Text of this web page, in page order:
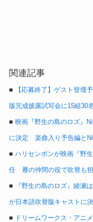
関連記事
■ 【応募終了】ゲスト登壇
版完成披露試写会に15組30
■ 映画『野生の島のロズ』
に決定 楽曲入り予告編と
■ ハリセンボンが映画『野
任 雁の仲間の役で吹替も
■ 『野生の島のロズ』綾瀬
が日本語吹替版キャストに
■ ドリームワークス・アニ